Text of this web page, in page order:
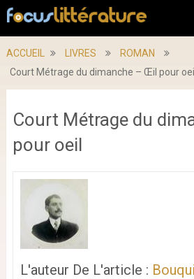
ACCUEIL LIVRES
ROMAN
Court Métrage du dimanche – Œil pour oeil
Court Métrage du
pour oeil
L'auteur De L'article :